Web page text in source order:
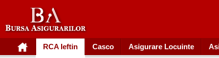
RCA Ieftin Casco Asigurare Locuinte